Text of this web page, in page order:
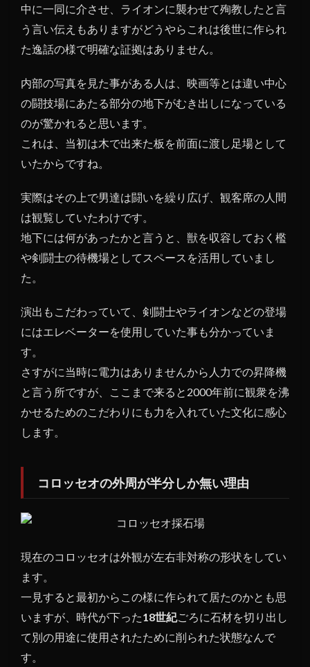
中に一同に介させ、ライオンに襲わせて殉教したと言
う言い伝えもありますがどうやらこれは後世に作られ
た逸話の様で明確な証拠はありません。
内部の写真を見た事がある人は、映画等とは違い中心
の闘技場にあたる部分の地下がむき出しになっている
のが驚かれると思います。
これは、当初は木で出来た板を前面に渡し足場として
いたからですね。
実際はその上で男達は闘いを繰り広げ、観客席の人間
は観覧していたわけです。
地下には何があったかと言うと、獣を収容しておく檻
や剣闘士の待機場としてスペースを活用していまし
た。
演出もこだわっていて、剣闘士やライオンなどの登場
にはエレベーターを使用していた事も分かっていま
す。
さすがに当時に電力はありませんから人力での昇降機
と言う所ですが、ここまで来ると2000年前に観衆を沸
かせるためのこだわりにも力を入れていた文化に感心
します。
コロッセオの外周が半分しか無い理由
現在のコロッセオは外観が左右非対称の形状をしてい
ます。
一見すると最初からこの様に作られて居たのかとも思
いますが、時代が下った18世紀ごろに石材を切り出し
て別の用途に使用されたために削られた状態なんで
す。